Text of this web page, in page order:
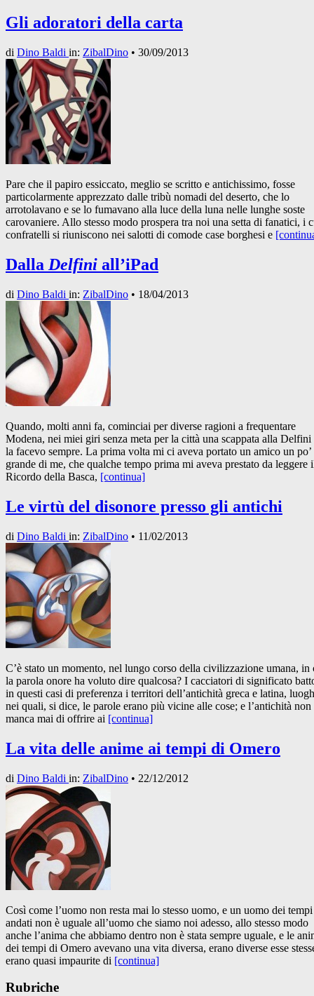
Gli adoratori della carta
di Dino Baldi in: ZibalDino • 30/09/2013
Pare che il papiro essiccato, meglio se scritto e antichissimo, fosse
particolarmente apprezzato dalle tribù nomadi del deserto, che lo
arrotolavano e se lo fumavano alla luce della luna nelle lunghe soste
carovaniere. Allo stesso modo prospera tra noi una setta di fanatici, i
confratelli si riuniscono nei salotti di comode case borghesi e
Dalla Delfini all’iPad
di Dino Baldi in: ZibalDino • 18/04/2013
Quando, molti anni fa, cominciai per diverse ragioni a frequentare
Modena, nei miei giri senza meta per la città una scappata alla Delfini
la facevo sempre. La prima volta mi ci aveva portato un amico un
grande di me, che qualche tempo prima mi aveva prestato da leggere
Ricordo della Basca, [continua]
Le virtù del disonore presso gli antichi
di Dino Baldi in: ZibalDino • 11/02/2013
C’è stato un momento, nel lungo corso della civilizzazione umana, in
la parola onore ha voluto dire qualcosa? I cacciatori di significato
in questi casi di preferenza i territori dell’antichità greca e latina,
nei quali, si dice, le parole erano più vicine alle cose; e l’antichità non
manca mai di offrire ai [continua]
La vita delle anime ai tempi di Omero
di Dino Baldi in: ZibalDino • 22/12/2012
Così come l’uomo non resta mai lo stesso uomo, e un uomo dei tempi
andati non è uguale all’uomo che siamo noi adesso, allo stesso modo
anche l’anima che abbiamo dentro non è stata sempre uguale, e le
dei tempi di Omero avevano una vita diversa, erano diverse esse
erano quasi impaurite di [continua]
Rubriche